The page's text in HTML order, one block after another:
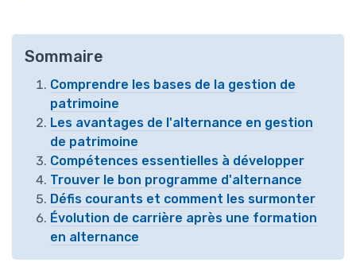
Sommaire
Comprendre les bases de la gestion de
patrimoine
Les avantages de l'alternance en gestion
de patrimoine
Compétences essentielles à développer
Trouver le bon programme d'alternance
Défis courants et comment les surmonter
Évolution de carrière après une formation
en alternance